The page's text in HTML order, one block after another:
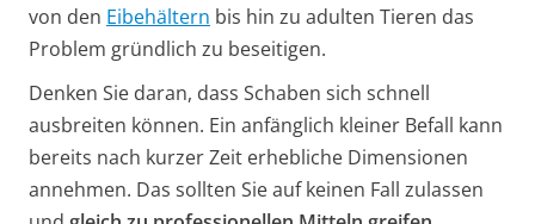
von den Eibehältern bis hin zu adulten Tieren das
Problem gründlich zu beseitigen.
Denken Sie daran, dass Schaben sich schnell
ausbreiten können. Ein anfänglich kleiner Befall kann
bereits nach kurzer Zeit erhebliche Dimensionen
annehmen. Das sollten Sie auf keinen Fall zulassen